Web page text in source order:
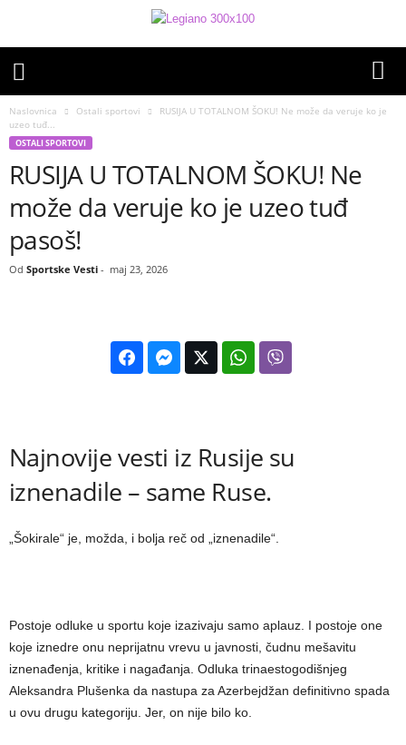
Naslovnica Ostali sportovi
RUSIJA U TOTALNOM ŠOKU! Ne može da veruje ko je
uzeo tuđ...
OSTALI SPORTOVI
RUSIJA U TOTALNOM ŠOKU! Ne
može da veruje ko je uzeo tuđ
pasoš!
Od Sportske Vesti - maj 23, 2026
Najnovije vesti iz Rusije su
iznenadile – same Ruse.
„Šokirale“ je, možda, i bolja reč od „iznenadile“.
Postoje odluke u sportu koje izazivaju samo aplauz. I postoje one
koje iznedre onu neprijatnu vrevu u javnosti, čudnu mešavitu
iznenađenja, kritike i nagađanja. Odluka trinaestogodišnjeg
Aleksandra Plušenka da nastupa za Azerbejdžan definitivno spada
u ovu drugu kategoriju. Jer, on nije bilo ko.